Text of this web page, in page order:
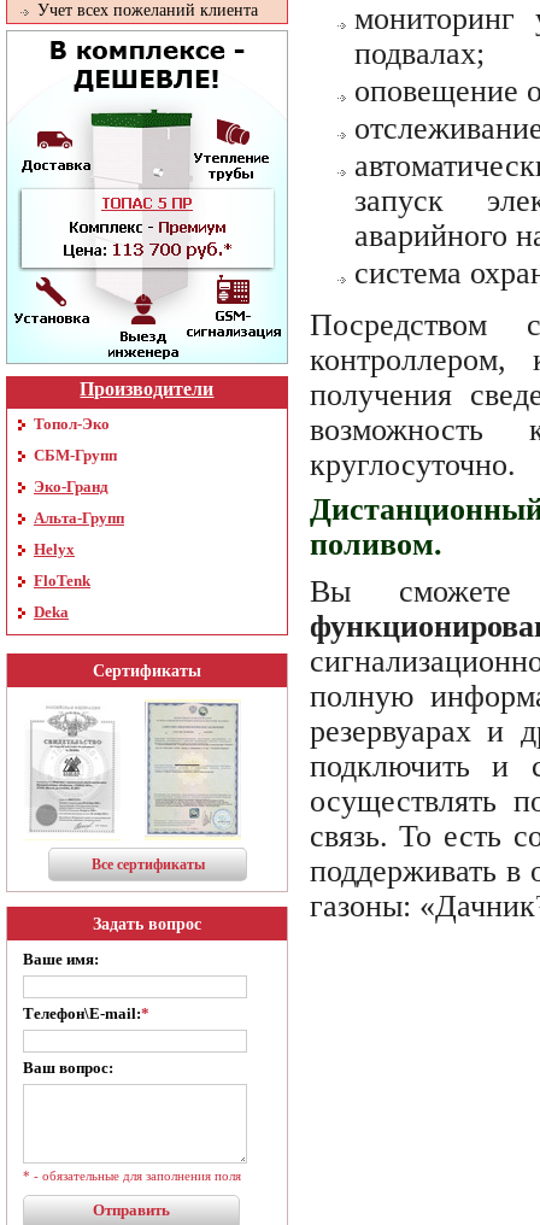
Учет всех пожеланий клиента
Производители
Топол-Эко
СБМ-Групп
Эко-Гранд
Альта-Групп
Helyx
FloTenk
Deka
Сертификаты
Все сертификаты
Задать вопрос
Ваше имя:
Телефон\E-mail:*
Ваш вопрос:
* - обязательные для заполнения поля
мониторинг
подвалах;
оповещение
запуск
аварийного
система
Посредством
получения
возможность
круглосуточно.
поливом.
Вы
полную
резервуарах и
подключить и
осуществлять
связь. То есть
поддерживать в
газоны: